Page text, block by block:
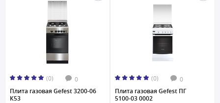
(0) 0
Плита газовая Gefest 3200-06
К53
(0) 0
Плита газовая Gefest ПГ
5100-03 0002